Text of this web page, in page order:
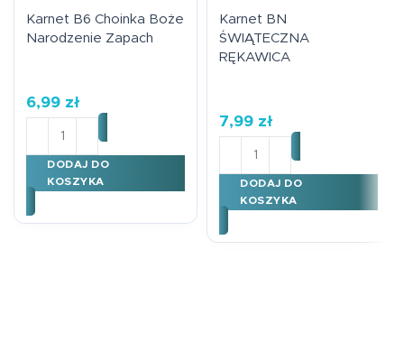
Karnet B6 Choinka Boże
Narodzenie Zapach
6,99 zł
ilość Karnet B6 Choinka Boże Narodzenie Zapach
DODAJ DO
KOSZYKA
Karnet BN
ŚWIĄTECZNA
RĘKAWICA
7,99 zł
DODAJ DO
KOSZYKA